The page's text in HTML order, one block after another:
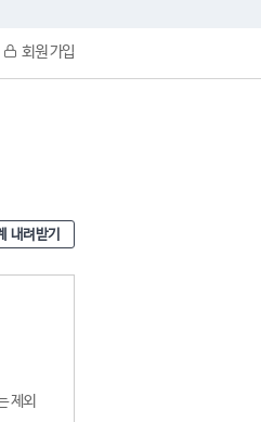
회원 가입
내려받기
제외